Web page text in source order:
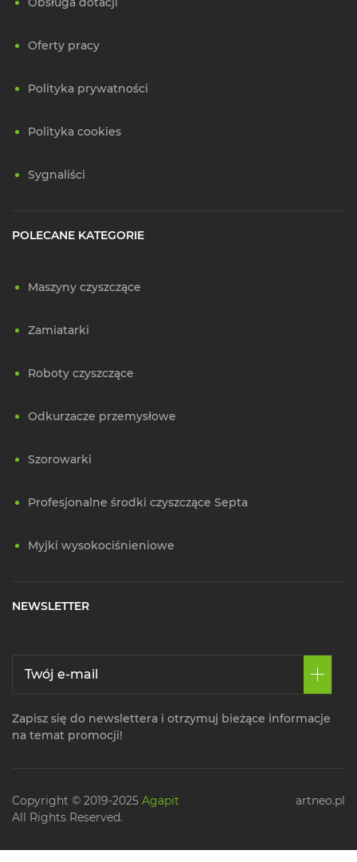
Oferty pracy
Polityka prywatności
Polityka cookies
Sygnaliści
POLECANE KATEGORIE
Maszyny czyszczące
Zamiatarki
Roboty czyszczące
Odkurzacze przemysłowe
Szorowarki
Profesjonalne środki czyszczące Septa
Myjki wysokociśnieniowe
NEWSLETTER
Zapisz się do newslettera i otrzymuj bieżące informacje
na temat promocji!
Copyright © 2019-2025 Agapit
All Rights Reserved.
artneo.pl